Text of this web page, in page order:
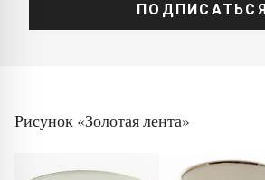
ПОДПИСАТЬСЯ
Рисунок «Золотая лента»